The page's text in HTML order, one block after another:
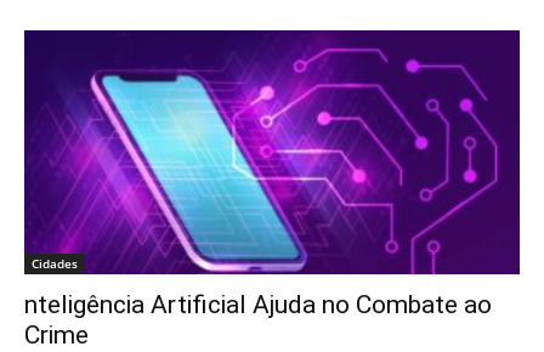
Cidades
nteligência Artificial Ajuda no Combate ao
Crime